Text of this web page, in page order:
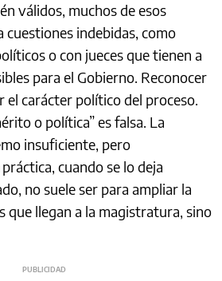
válidos, muchos de esos
cuestiones indebidas, como
o con jueces que tienen a
para el Gobierno. Reconocer
el carácter político del proceso.
o política” es falsa. La
insuficiente, pero
cuando se lo deja
no suele ser para ampliar la
que llegan a la magistratura, sino